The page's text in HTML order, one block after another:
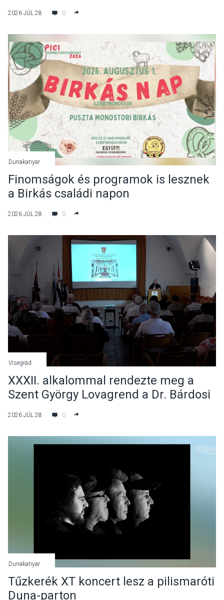
2026 JÚL 28 0
Dunakanyar
Finomságok és programok is lesznek
a Birkás családi napon
2026 JÚL 28 0
Visegrád
XXXII. alkalommal rendezte meg a
Szent György Lovagrend a Dr. Bárdosi
István Nyári Egyetemet
2026 JÚL 28 0
Dunakanyar
Tűzkerék XT koncert lesz a pilismaróti
Duna-parton